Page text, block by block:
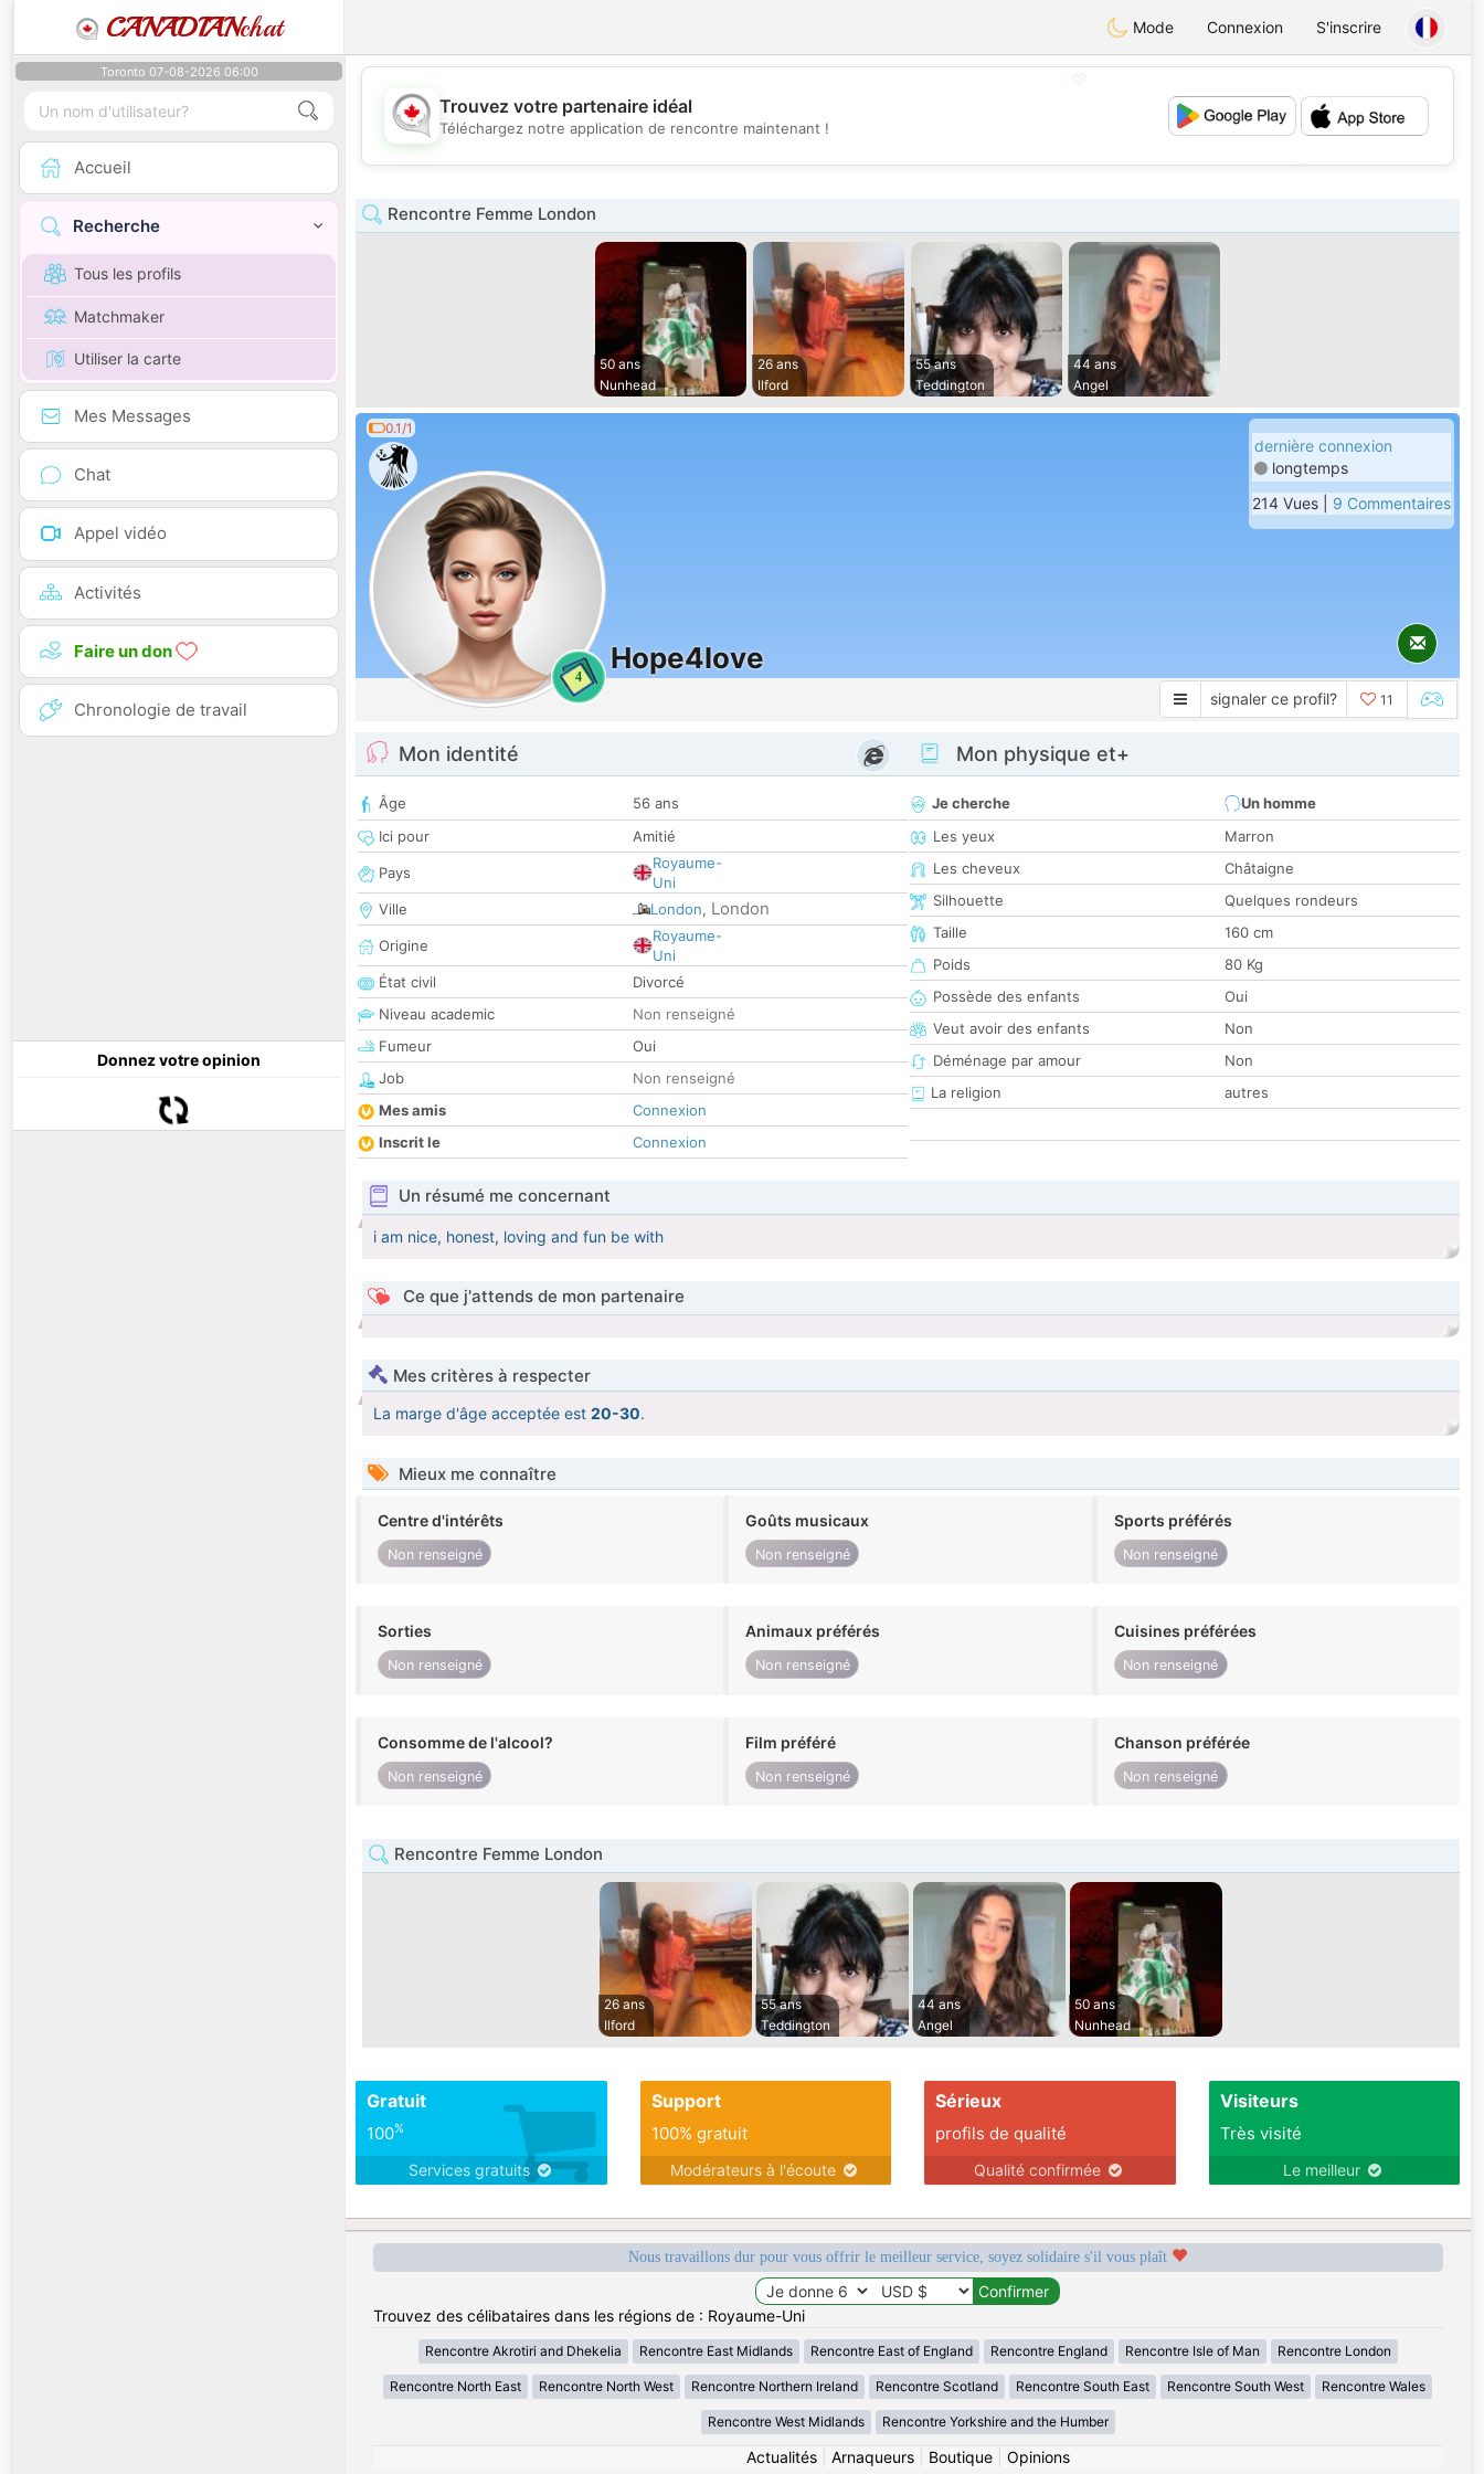
CANADIANchat Mode Connexion S'inscrire
Toronto 07-08-2026 06:00
Accueil
Recherche
Tous les profils
Matchmaker
Utiliser la carte
Mes Messages
Chat
Appel vidéo
Activités
Faire un don
Chronologie de travail
Donnez votre opinion
💖
💕
Trouvez votre partenaire idéal
Téléchargez notre application de rencontre maintenant !
Rencontre Femme London
50 ans
Nunhead
26 ans
Ilford
55 ans
Teddington
44 ans
Angel
0.1/1
4
Hope4love
dernière connexion
longtemps
214 Vues | 9 Commentaires
signaler ce profil? 11
Mon identité
Âge
56 ans
Ici pour
Amitié
Pays
Royaume-
Uni
Ville
London, London
Origine
Royaume-
Uni
État civil
Divorcé
Niveau academic
Non renseigné
Fumeur
Oui
Job
Non renseigné
Mes amis
Connexion
Inscrit le
Connexion
Mon physique et+
Je cherche
Un homme
Les yeux
Marron
Les cheveux
Châtaigne
Silhouette
Quelques rondeurs
Taille
160 cm
Poids
80 Kg
Possède des enfants
Oui
Veut avoir des enfants
Non
Déménage par amour
Non
La religion
autres
Un résumé me concernant
i am nice, honest, loving and fun be with
Ce que j'attends de mon partenaire
Mes critères à respecter
La marge d'âge acceptée est 20-30.
Mieux me connaître
Centre d'intérêts
Non renseigné
Goûts musicaux
Non renseigné
Sports préférés
Non renseigné
Sorties
Non renseigné
Animaux préférés
Non renseigné
Cuisines préférées
Non renseigné
Consomme de l'alcool?
Non renseigné
Film préféré
Non renseigné
Chanson préférée
Non renseigné
Rencontre Femme London
26 ans
Ilford
55 ans
Teddington
44 ans
Angel
50 ans
Nunhead
Gratuit
100%
Services gratuits
Support
100% gratuit
Modérateurs à l'écoute
Sérieux
profils de qualité
Qualité confirmée
Visiteurs
Très visité
Le meilleur
Nous travaillons dur pour vous offrir le meilleur service, soyez solidaire s'il vous plaît
Trouvez des célibataires dans les régions de : Royaume-Uni
Rencontre Akrotiri and Dhekelia Rencontre East Midlands Rencontre East of England Rencontre England Rencontre Isle of Man Rencontre London
Rencontre North East Rencontre North West Rencontre Northern Ireland Rencontre Scotland Rencontre South East Rencontre South West Rencontre Wales
Rencontre West Midlands Rencontre Yorkshire and the Humber
Actualités| Arnaqueurs| Boutique| Opinions